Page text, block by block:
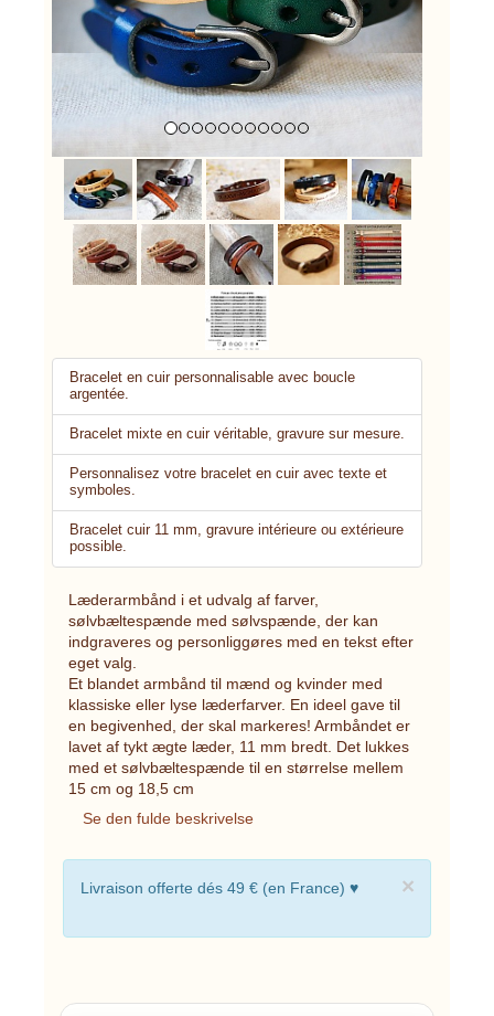
Bracelet en cuir personnalisable avec boucle
argentée.
Bracelet mixte en cuir véritable, gravure sur mesure.
Personnalisez votre bracelet en cuir avec texte et
symboles.
Bracelet cuir 11 mm, gravure intérieure ou extérieure
possible.
Læderarmbånd i et udvalg af farver,
sølvbæltespænde med sølvspænde, der kan
indgraveres og personliggøres med en tekst efter
eget valg.
Et blandet armbånd til mænd og kvinder med
klassiske eller lyse læderfarver. En ideel gave til
en begivenhed, der skal markeres! Armbåndet er
lavet af tykt ægte læder, 11 mm bredt. Det lukkes
med et sølvbæltespænde til en størrelse mellem
15 cm og 18,5 cm
Se den fulde beskrivelse
×
Livraison offerte dés 49 € (en France) ♥